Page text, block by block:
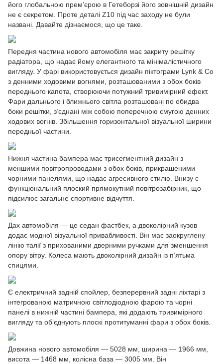
його глобальною прем’єрою в Гетеборзі його зовнішній дизайн
не є секретом. Проте деталі Z10 під час заходу не були
названі. Давайте дізнаємося, що це таке.
Передня частина нового автомобіля має закриту решітку
радіатора, що надає йому елегантного та мінімалістичного
вигляду. У фарі використовується дизайн піктограми Lynk & Co
з денними ходовими вогнями, розташованими з обох боків
переднього капота, створюючи потужний тривимірний ефект.
Фари дальнього і ближнього світла розташовані по обидва
боки решітки, з’єднані між собою поперечною смугою денних
ходових вогнів. Збільшення горизонтальної візуальної ширини
передньої частини.
Нижня частина бампера має трисегментний дизайн з
меншими повітропроводами з обох боків, прикрашеними
чорними панелями, що надає агресивного стилю. Внизу є
функціональний плоский прямокутний повітрозабірник, що
підсилює загальне спортивне відчуття.
Дах автомобіля — це седан фастбек, а двоколірний кузов
додає модної візуальної привабливості. Він має заокруглену
лінію талії з прихованими дверними ручками для зменшення
опору вітру. Колеса мають двоколірний дизайн із п’ятьма
спицями.
Є електричний задній спойлер, безперервний задні ліхтарі з
інтегрованою матричною світлодіодною фарою та чорні
панелі в нижній частині бампера, які додають тривимірного
вигляду та об’єднують плоскі протитуманні фари з обох боків.
Довжина нового автомобіля — 5028 мм, ширина — 1966 мм,
висота — 1468 мм, колісна база — 3005 мм. Він